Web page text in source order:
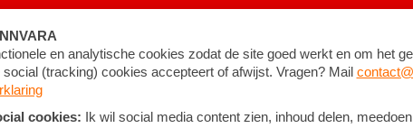
voorwaarden ©2026BNNVARA